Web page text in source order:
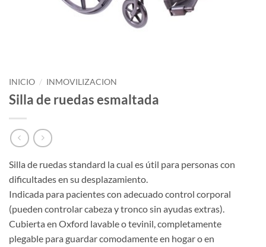
INICIO / INMOVILIZACION
Silla de ruedas esmaltada
Silla de ruedas standard la cual es útil para personas con
dificultades en su desplazamiento.
Indicada para pacientes con adecuado control corporal
(pueden controlar cabeza y tronco sin ayudas extras).
Cubierta en Oxford lavable o tevinil, completamente
plegable para guardar comodamente en hogar o en